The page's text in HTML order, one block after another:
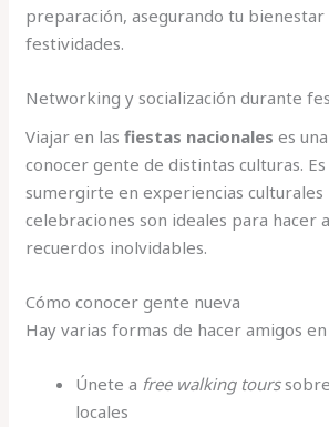
preparación, asegurando tu bienestar
festividades.
Networking y socialización durante
Viajar en lasfiestas nacionales es
conocer gente de distintas culturas.
sumergirte en experiencias culturales
celebraciones son ideales para hacer
recuerdos inolvidables.
Cómo conocer gente nueva
Hay varias formas de hacer amigos
Únete a free walking tours
locales